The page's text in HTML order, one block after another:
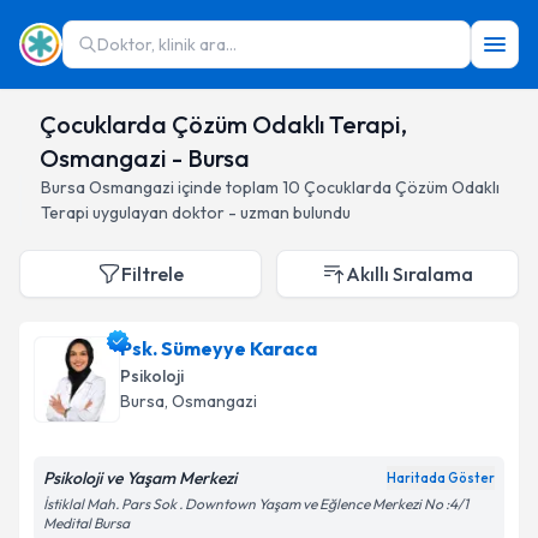
Doktor, klinik ara...
Çocuklarda Çözüm Odaklı Terapi,
Osmangazi - Bursa
Bursa Osmangazi içinde toplam 10 Çocuklarda Çözüm Odaklı
Terapi uygulayan doktor - uzman bulundu
Filtrele Akıllı Sıralama
Psk. Sümeyye Karaca
Psikoloji
Bursa, Osmangazi
Psikoloji ve Yaşam Merkezi Haritada Göster
İstiklal Mah. Pars Sok . Downtown Yaşam ve Eğlence Merkezi No :4/1
Medital Bursa